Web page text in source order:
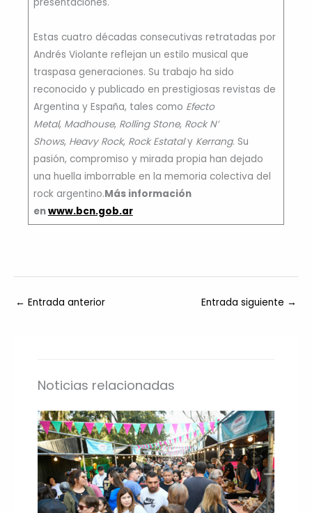
Estas cuatro décadas consecutivas retratadas por
Andrés Violante reflejan un estilo musical que
traspasa generaciones. Su trabajo ha sido
reconocido y publicado en prestigiosas revistas de
Argentina y España, tales como Efecto
Metal, Madhouse, Rolling Stone, Rock N’
Shows, Heavy Rock, Rock Estataly Kerrang. Su
pasión, compromiso y mirada propia han dejado
una huella imborrable en la memoria colectiva del
rock argentino.Más información
enwww.bcn.gob.ar
← Entrada anterior Entrada siguiente →
Noticias relacionadas